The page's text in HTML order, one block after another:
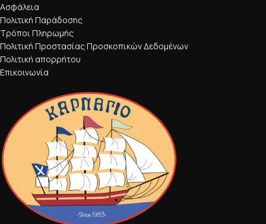
Ασφάλεια
Πολιτική Παράδοσης
Τρόποι Πληρωμής
Πολιτική Προστασίας Προσκοπικών Δεδομένων
Πολιτική απορρήτου
Επικοινωνία